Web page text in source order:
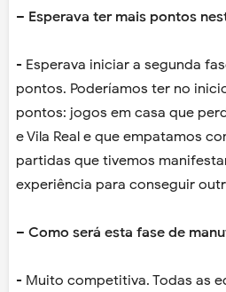
– Esperava ter mais pontos
- Esperava iniciar a segunda
pontos. Poderíamos ter no
pontos: jogos em casa que
e Vila Real e que empatamos
partidas que tivemos
experiência para conseguir
– Como será esta fase de
- Muito competitiva. Todas as